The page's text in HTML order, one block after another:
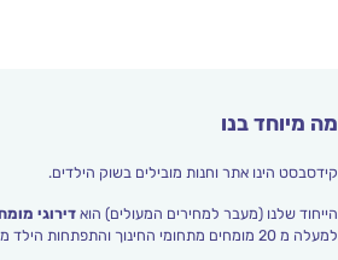
מה מיוחד בנו
קידסבסט הינו אתר וחנות מובילים בשוק הילדים.
הייחוד שלנו (מעבר למחירים המעולים) הואדירוגי
למעלה מ 20 מומחים מתחומי החינוך והתפתחות הילד מדרגים אצלנו כל הזמן את עולם הילדים.